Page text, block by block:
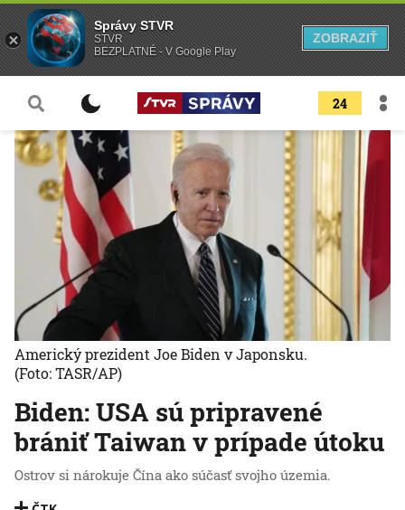
24
Biden: USA sú pripravené
brániť Taiwan v prípade útoku
Ostrov si nárokuje Čína ako súčasť svojho územia.
Americký prezident Joe Biden v Japonsku.
(Foto: TASR/AP)
Správy STVR
STVR
BEZPLATNÉ - V Google Play
ZOBRAZIŤ